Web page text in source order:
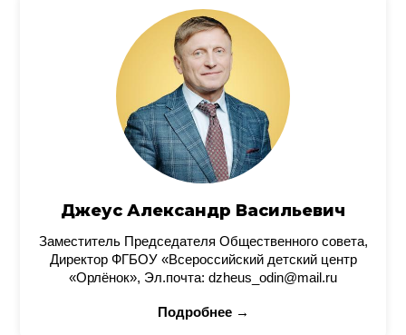
Джеус Александр Васильевич
Заместитель Председателя Общественного совета,
Директор ФГБОУ «Всероссийский детский центр
«Орлёнок», Эл.почта: dzheus_odin@mail.ru
Подробнее →